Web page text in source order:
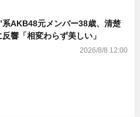
系AKB48元メンバー38歳、清楚
響「相変わらず美しい」
2026/8/8 12:00